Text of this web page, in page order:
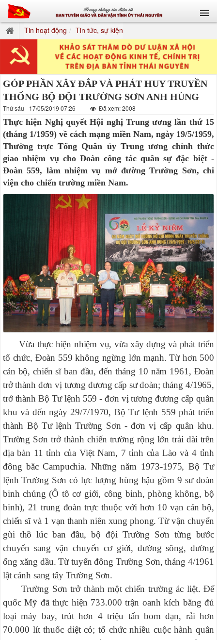
Tin hoạt động Tin tức, sự kiện
GÓP PHẦN XÂY ĐẮP VÀ PHÁT HUY TRUYỀN
THỐNG BỘ ĐỘI TRƯỜNG SƠN ANH HÙNG
Thứ sáu - 17/05/2019 07:26 Đã xem: 2008
Thực hiện Nghị quyết Hội nghị Trung ương lần thứ 15
(tháng 1/1959) về cách mạng miền Nam, ngày 19/5/1959,
Thường trực Tổng Quân ủy Trung ương chính thức
giao nhiệm vụ cho Đoàn công tác quân sự đặc biệt -
Đoàn 559, làm nhiệm vụ mở đường Trường Sơn, chi
viện cho chiến trường miền Nam.
Vừa thực hiện nhiệm vụ, vừa xây dựng và phát triển
tổ chức, Đoàn 559 không ngừng lớn mạnh. Từ hơn 500
cán bộ, chiến sĩ ban đầu, đến tháng 10 năm 1961, Đoàn
trở thành đơn vị tương đương cấp sư đoàn; tháng 4/1965,
trở thành Bộ Tư lệnh 559 - đơn vị tương đương cấp quân
khu và đến ngày 29/7/1970, Bộ Tư lệnh 559 phát triển
thành Bộ Tư lệnh Trường Sơn - đơn vị cấp quân khu.
Trường Sơn trở thành chiến trường rộng lớn trải dài trên
địa bàn 11 tỉnh của Việt Nam, 7 tỉnh của Lào và 4 tỉnh
đông bắc Campuchia. Những năm 1973-1975, Bộ Tư
lệnh Trường Sơn có lực lượng hùng hậu gồm 9 sư đoàn
binh chủng (Ô tô cơ giới, công binh, phòng không, bộ
binh), 21 trung đoàn trực thuộc với hơn 10 vạn cán bộ,
chiến sĩ và 1 vạn thanh niên xung phong. Từ vận chuyển
gùi thồ lúc ban đầu, bộ đội Trường Sơn từng bước
chuyển sang vận chuyển cơ giới, đường sông, đường
ống xăng dầu. Từ tuyến đông Trường Sơn, tháng 4/1961
lật cánh sang tây Trường Sơn.
Trường Sơn trở thành một chiến trường ác liệt. Đế
quốc Mỹ đã thực hiện 733.000 trận oanh kích bằng đủ
loại máy bay, trút hơn 4 triệu tấn bom đạn, rải hơn
70.000 lít thuốc diệt cỏ; tổ chức nhiều cuộc hành quân